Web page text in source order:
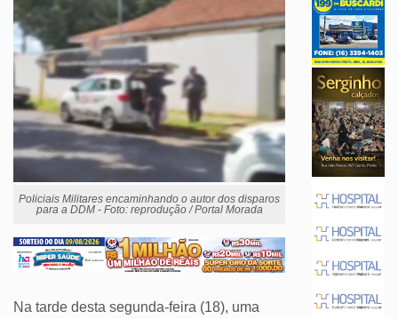
Policiais Militares encaminhando o autor dos disparos
para a DDM - Foto: reprodução / Portal Morada
Na tarde desta segunda-feira (18), uma